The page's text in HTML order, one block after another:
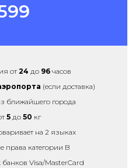
от24 до 96часов
(если доставка)
ближайшего города
5 до 50 кг
на 2 языках
права категории B
Visa/MasterCard